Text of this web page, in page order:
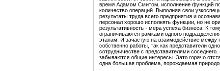
время Адамом Смитом, исполнение функций
количество операций. Выполняя свои
результаты труда всего предприятия и
персонал хорошо исполнять функции, но не
результативность - мера успеха бизнеса. К
ограничиваются рамками одного
этапам. И зачастую на взаимодействие
собственно работы, так как представители
сотрудничестве с представителями
забываются общие интересы. Зато горячо
одна большая проблема, порождаемая